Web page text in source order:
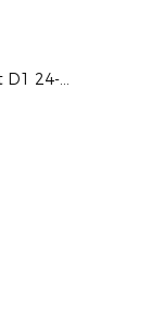
Bilan mi-championnat D1 24-25